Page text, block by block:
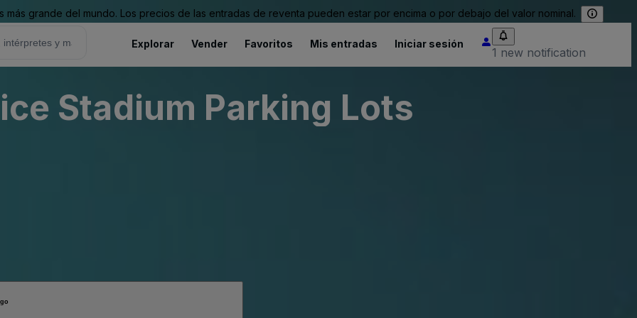
grande del mundo. Los precios de las entradas de reventa pueden estar por encima o por debajo del valor nominal.
Explorar Vender Favoritos Mis entradas Iniciar sesión
1 new notification
Stadium Parking Lots